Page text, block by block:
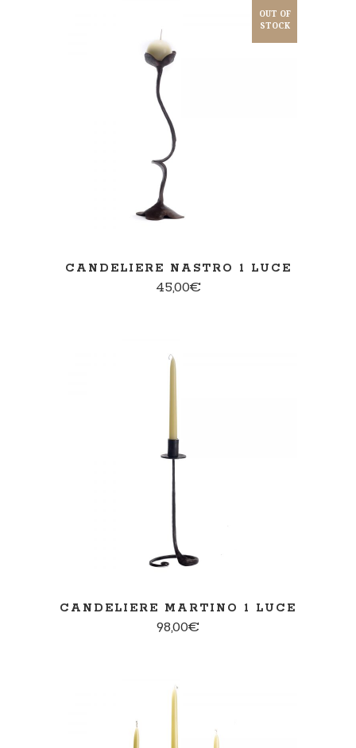
OUT OF
STOCK
SCEGLI
CANDELIERE NASTRO 1 LUCE
45,00€
SCEGLI
CANDELIERE MARTINO 1 LUCE
98,00€